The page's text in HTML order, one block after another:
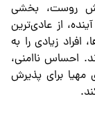
روست، بخشی
از عادی‌ترین
زیادی را به
احساس ناامنی،
مهیا برای پذیرش